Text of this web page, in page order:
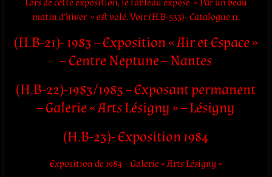
matin d’hiver » est volé. Voir (H.B-533)- Catalogue 11.
(H.B-21)- 1983 – Exposition « Air et Espace »
– Centre Neptune – Nantes
(H.B-22)-1983/1985 – Exposant permanent
– Galerie « Arts Lésigny » – Lésigny
(H.B-23)- Exposition 1984
Exposition de 1984 – Galerie « Arts Lésigny »